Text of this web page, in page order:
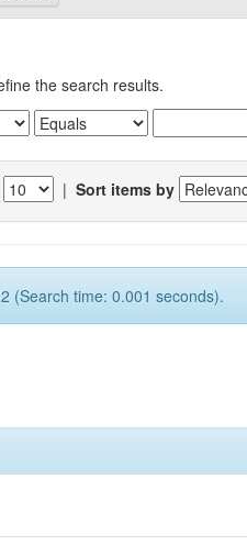
the search results.
| Sort items by
(Search time: 0.001 seconds).